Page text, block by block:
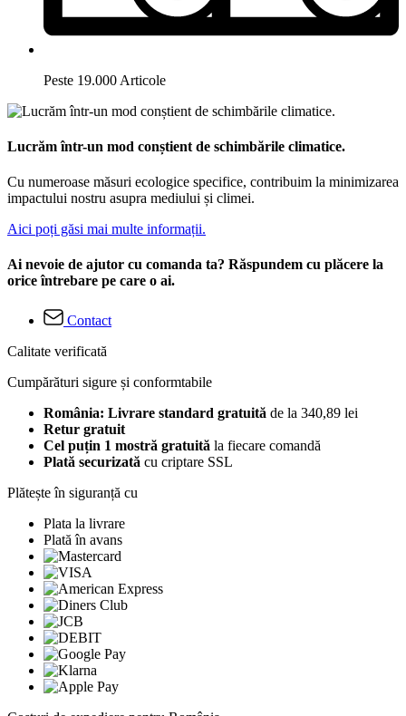
Peste 19.000 Articole
Lucrăm într-un mod conștient de schimbările climatice.
Cu numeroase măsuri ecologice specifice, contribuim la minimizarea
impactului nostru asupra mediului și climei.
Aici poți găsi mai multe informații.
Ai nevoie de ajutor cu comanda ta? Răspundem cu plăcere la
orice întrebare pe care o ai.
Contact
Calitate verificată
Cumpărături sigure și conformtabile
România: Livrare standard gratuită de la 340,89 lei
Retur gratuit
Cel puțin 1 mostră gratuită la fiecare comandă
Plată securizată cu criptare SSL
Plătește în siguranță cu
Plata la livrare
Plată în avans